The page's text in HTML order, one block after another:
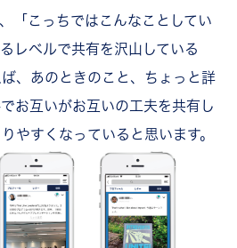
「こっちではこんなことしてい
レベルで共有を沢山している
、あのときのこと、ちょっと詳
お互いがお互いの工夫を共有し
やすくなっていると思います。